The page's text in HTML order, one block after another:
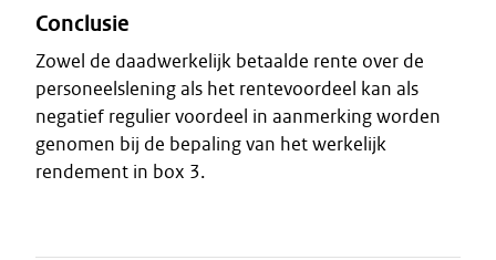
Conclusie
Zowel de daadwerkelijk betaalde rente over de
personeelslening als het rentevoordeel kan als
negatief regulier voordeel in aanmerking worden
genomen bij de bepaling van het werkelijk
rendement in box 3.